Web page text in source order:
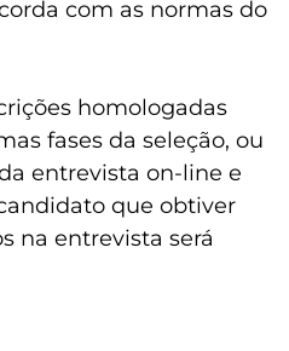
com as normas do
homologadas
fases da seleção, ou
entrevista on-line e
que obtiver
na entrevista será